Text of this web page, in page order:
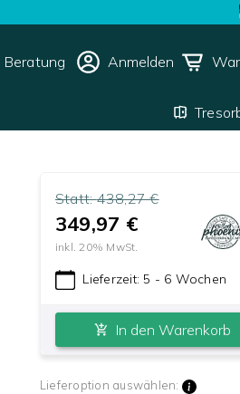
Beratung Anmelden
Statt:438,27 €
349,97 €
inkl.20% MwSt.
Lieferzeit: 5 - 6 Wochen
In den Warenkorb
Lieferoption auswählen: